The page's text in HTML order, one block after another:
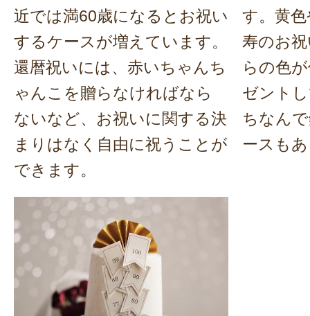
近では満60歳になるとお祝い
するケースが増えています。
還暦祝いには、赤いちゃんち
ゃんこを贈らなければなら
ないなど、お祝いに関する決
まりはなく自由に祝うことが
できます。
す。黄
寿のお
らの色
ゼント
ちなん
ースも